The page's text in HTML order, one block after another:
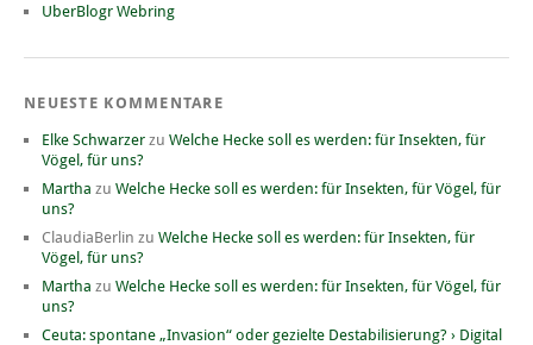
UberBlogr Webring
NEUESTE KOMMENTARE
Elke Schwarzer zu Welche Hecke soll es werden: für Insekten, für
Vögel, für uns?
Martha zu Welche Hecke soll es werden: für Insekten, für Vögel, für
uns?
ClaudiaBerlin zu Welche Hecke soll es werden: für Insekten, für
Vögel, für uns?
Martha zu Welche Hecke soll es werden: für Insekten, für Vögel, für
uns?
Ceuta: spontane „Invasion“ oder gezielte Destabilisierung? › Digital